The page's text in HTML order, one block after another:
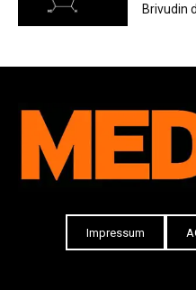
Brivudin
Impressum